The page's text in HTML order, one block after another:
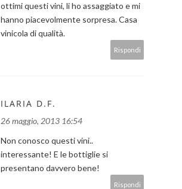
ottimi questi vini, li ho assaggiato e mi
hanno piacevolmente sorpresa. Casa
vinicola di qualità.
Rispondi
ILARIA D.F.
26 maggio, 2013 16:54
Non conosco questi vini..
interessante! E le bottiglie si
presentano davvero bene!
Rispondi